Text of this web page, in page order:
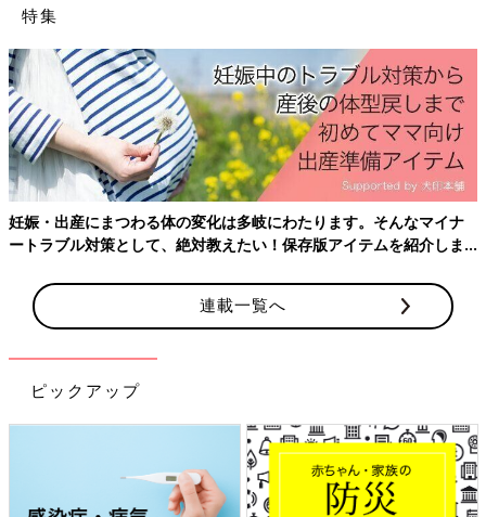
特集
妊娠・出産にまつわる体の変化は多岐にわたります。そんなマイナ
ートラブル対策として、絶対教えたい！保存版アイテムを紹介しま
連載一覧へ
ピックアップ